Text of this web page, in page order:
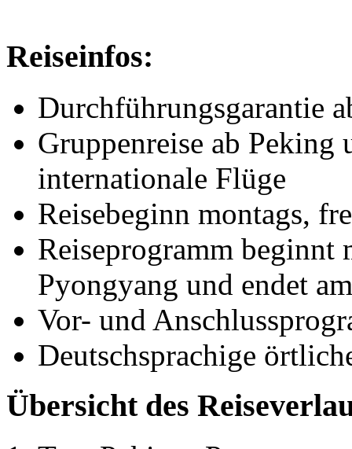
Reiseinfos:
Durchführungsgarantie
Gruppenreise ab Peking
internationale Flüge
Reisebeginn montags,
Reiseprogramm beginnt
Pyongyang und endet
Vor- und
Deutschsprachige
Übersicht des